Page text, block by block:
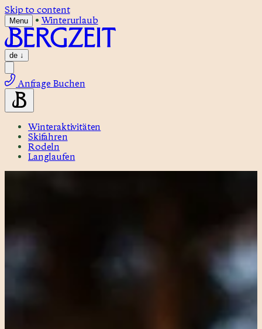
Skip to content
Menu • Winterurlaub
de ↓
Anfrage Buchen
Winteraktivitäten
Skifahren
Rodeln
Langlaufen